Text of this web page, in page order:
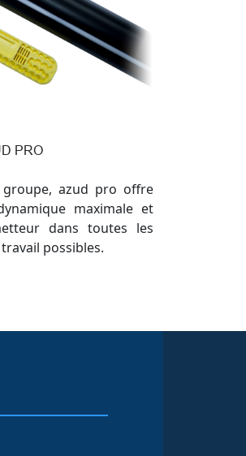
PRO
azud pro offre
maximale et
dans toutes les
possibles.